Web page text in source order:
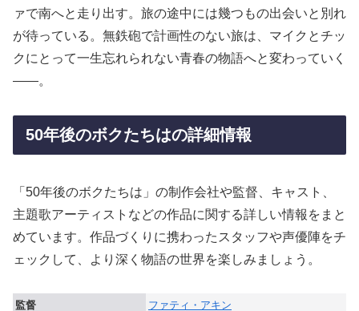
ァで南へと走り出す。旅の途中には幾つもの出会いと別れ
が待っている。無鉄砲で計画性のない旅は、マイクとチッ
クにとって一生忘れられない青春の物語へと変わっていく
――。
50年後のボクたちはの詳細情報
「50年後のボクたちは」の制作会社や監督、キャスト、
主題歌アーティストなどの作品に関する詳しい情報をまと
めています。作品づくりに携わったスタッフや声優陣をチ
ェックして、より深く物語の世界を楽しみましょう。
監督 ファティ・アキン